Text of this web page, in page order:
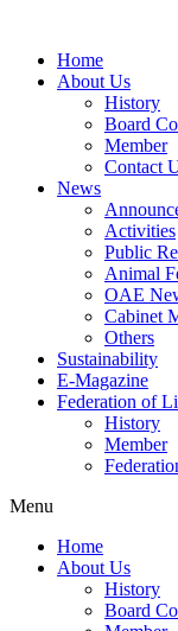
Home
About Us
History
Board
Member
Contact
News
Activities
Public
Animal
OAE
Cabinet
Others
Sustainability
E-Magazine
Federation of
History
Member
Menu
Home
About Us
History
Board